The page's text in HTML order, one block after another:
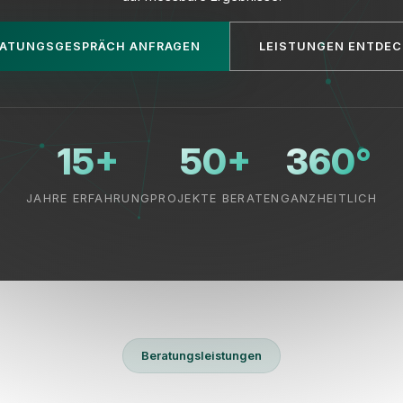
ANFRAGEN LEISTUNGEN
15+
JAHRE ERFAHRUNG
50+
PROJEKTE BERATEN
360°
GANZHEITLICH
Beratungsleistungen